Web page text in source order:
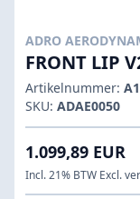
ADRO
FRONT LIP
Artikelnummer:
SKU: ADAE0050
1.099,89 EUR
Incl. 21% BTW Excl.